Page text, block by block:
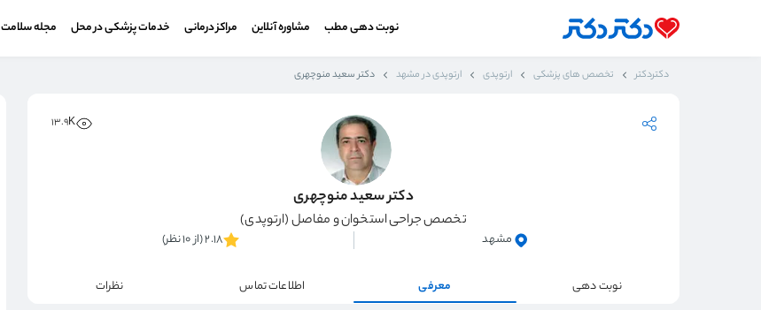
نوبت دهی مطب مشاوره آنلاین مراکز درمانی خدمات پزشکی در محل مجله سلامت
دکتردکتر تخصص های پزشکی ارتوپدی ارتوپدی در مشهد دکتر سعید منوچهری
13.9K
دکتر سعید منوچهری
تخصص جراحی استخوان و مفاصل (ارتوپدی)
مشهد 2.18 (از 10 نظر)
نوبت دهی معرفی اطلاعات تماس نظرات